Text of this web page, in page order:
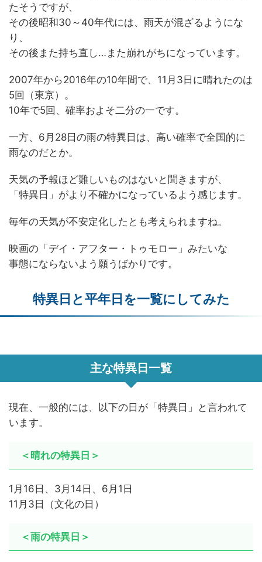
たそうですが、
その後昭和30～40年代には、雨天が混ざるようにな
り、
その後また持ち直し…また崩れがちになっています。
2007年から2016年の10年間で、11月3日に晴れたのは
5回（東京）。
10年で5回、確率およそ二分の一です。
一方、6月28日の雨の特異日は、高い確率で全国的に
雨なのだとか。
天気の予報ほど難しいものはないと聞きますが、
「特異日」がより不確かになっているよう感じます。
毎年の天気が不安定化したとも考えられますね。
映画の「デイ・アフター・トゥモロー」みたいな
事態にならないよう願うばかりです。
特異日と平年日を一覧にしてみた
主な特異日一覧
現在、一般的には、以下の日が「特異日」と言われて
います。
＜晴れの特異日＞
1月16日、3月14日、6月1日
11月3日（文化の日）
＜雨の特異日＞